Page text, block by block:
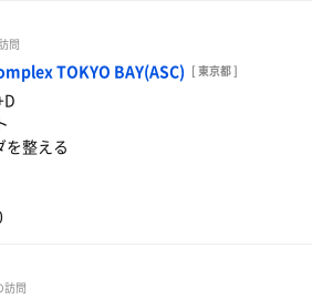
問
TOKYO BAY(ASC) [ 東京都 ]
を整える
訪問